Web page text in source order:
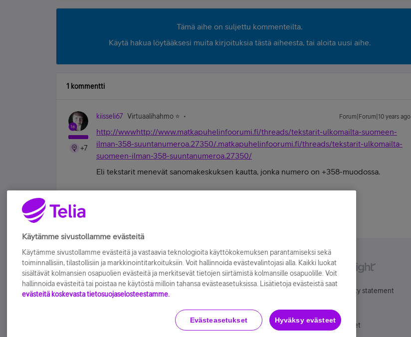
Tämä aihe on suljettu kommenteilta.
Käytä hakua löytääksesi muita kirjoituksia tästä aiheesta, tai aloita uusi aihe.
1 kommentti
+7
kiisseli67 Virtuaalihahmo ⭐️ Forum|Forum|10 years ago
http://wwwhttp://www.matkapuhelinfoorumi.fi/threads/tekstarit-ulkomailta-suomeen-
ilman-358-suuntanumeroa.27350/.matkapuhelinfoorumi.fi/threads/tekstarit-ulkomailta-
suomeen-ilman-358-suuntanumeroa.27350/
Eli tekstarit menevät sanomakeskuksen kautta, jonka numero on +358-muodossa.
Accessibility statement
Evästeasetukset
Käytämme sivustollamme evästeitä
Käytämme sivustollamme evästeitä ja vastaavia teknologioita käyttökokemuksen parantamiseksi sekä
toiminnallisiin, tilastollisiin ja markkinointitarkoituksiin. Voit hallinnoida evästevalintojasi alla. Kaikki luokat
sisältävät kolmansien osapuolien evästeitä ja merkitsevät tietojen siirtämistä kolmansille osapuolille. Voit
hallinnoida evästeitä tai poistaa ne käytöstä milloin tahansa evästeasetuksissa. Lisätietoja evästeistä saat
evästeitä koskevasta tietosuojaselosteestamme.
Evästeasetukset Hyväksy evästeet